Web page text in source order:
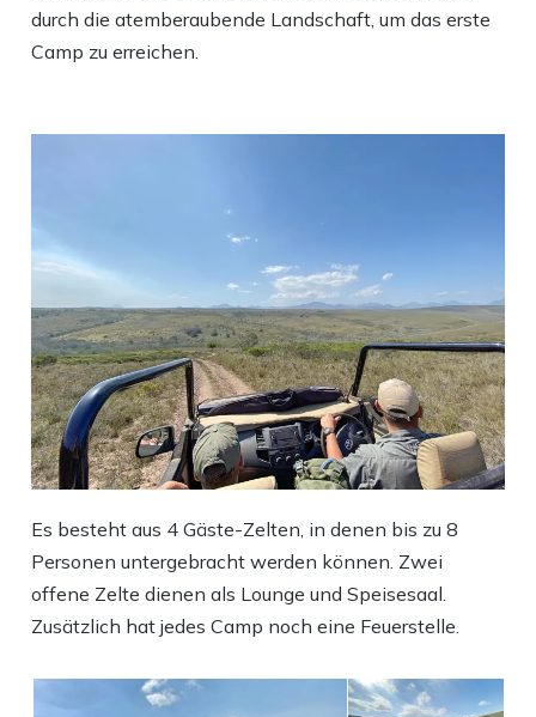
durch die atemberaubende Landschaft, um das erste
Camp zu erreichen.
Es besteht aus 4 Gäste-Zelten, in denen bis zu 8
Personen untergebracht werden können. Zwei
offene Zelte dienen als Lounge und Speisesaal.
Zusätzlich hat jedes Camp noch eine Feuerstelle.